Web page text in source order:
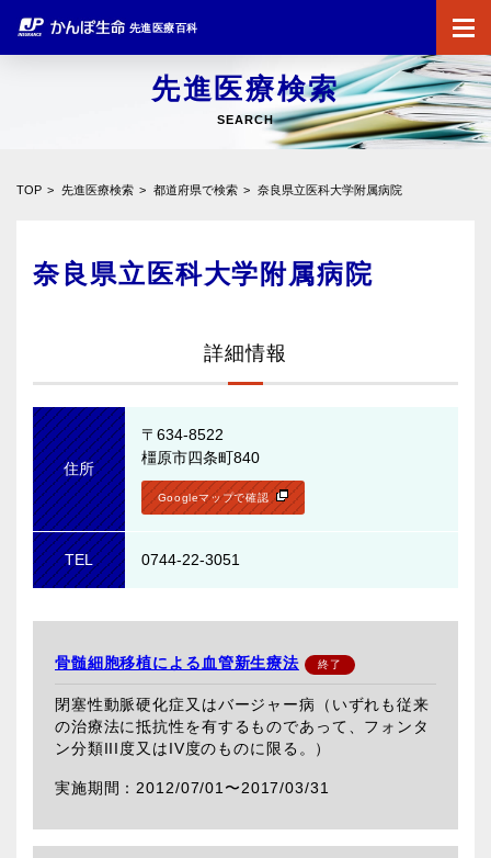
先進医療百科
先進医療検索
SEARCH
TOP 先進医療検索 都道府県で検索 奈良県立医科大学附属病院
奈良県立医科大学附属病院
詳細情報
住所
〒634-8522
橿原市四条町840
Googleマップで確認
TEL 0744-22-3051
骨髄細胞移植による血管新生療法
閉塞性動脈硬化症又はバージャー病（いずれも従来
の治療法に抵抗性を有するものであって、フォンタ
ン分類III度又はIV度のものに限る。）
2012/07/01〜2017/03/31